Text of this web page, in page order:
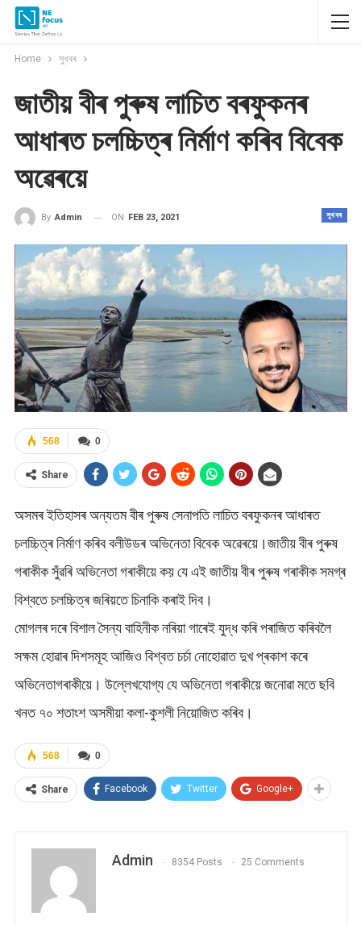
Home সুখবৰ
জাতীয় বীৰ পুৰুষ লাচিত বৰফুকনৰ
আধাৰত চলচ্চিত্ৰ নিৰ্মাণ কৰিব বিবেক
অৱেৰয়ে
সুখবৰ
By Admin ON FEB 23, 2021
0
568
Share
অসমৰ ইতিহাসৰ অন্যতম বীৰ পুৰুষ সেনাপতি লাচিত বৰফুকনৰ আধাৰত
চলচ্চিত্ৰ নিৰ্মাণ কৰিব বলীউডৰ অভিনেতা বিবেক অৱেৰয়ে।জাতীয় বীৰ পুৰুষ
গৰাকীক সুঁৱৰি অভিনেতা গৰাকীয়ে কয় যে এই জাতীয় বীৰ পুৰুষ গৰাকীক সমগ্ৰ
বিশ্বতে চলচ্চিত্ৰ জৰিয়তে চিনাকি কৰাই দিব।
মোগলৰ দৰে বিশাল সৈন্য বাহিনীক নৰিয়া গাৰেই যুদ্ধ কৰি পৰাজিত কৰিবলৈ
সক্ষম হোৱাৰ দিশসমূহ আজিও বিশ্বত চৰ্চা নোহোৱাত দুখ প্ৰকাশ কৰে
অভিনেতাগৰাকীয়ে। উল্লেখযোগ্য যে অভিনেতা গৰাকীয়ে জনোৱা মতে ছবি
খনত ৭০ শতাংশ অসমীয়া কলা-কুশলী নিয়োজিত কৰিব।
0
568
Share Facebook Twitter Google+
Admin 8354 Posts 25 Comments